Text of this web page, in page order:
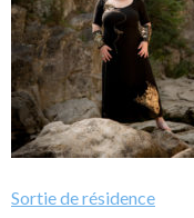
Sortie de résidence